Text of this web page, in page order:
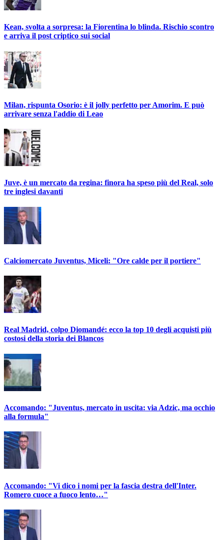
Kean, svolta a sorpresa: la Fiorentina lo blinda. Rischio scontro
e arriva il post criptico sui social
Milan, rispunta Osorio: è il jolly perfetto per Amorim. E può
arrivare senza l'addio di Leao
Juve, è un mercato da regina: finora ha speso più del Real, solo
tre inglesi davanti
Calciomercato Juventus, Miceli: "Ore calde per il portiere"
Real Madrid, colpo Diomandé: ecco la top 10 degli acquisti più
costosi della storia dei Blancos
Accomando: "Juventus, mercato in uscita: via Adzic, ma occhio
alla formula"
Accomando: "Vi dico i nomi per la fascia destra dell'Inter.
Romero cuoce a fuoco lento…"